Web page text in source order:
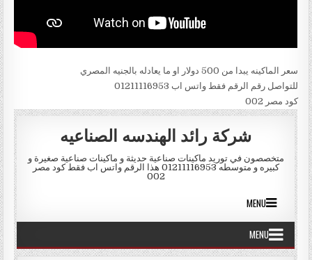
سعر الماكينه يبدا من 500 دولار او ما يعادله بالجنيه المصري
للتواصل رقم الرقم فقط واتس اب 01211116953
كود مصر 002